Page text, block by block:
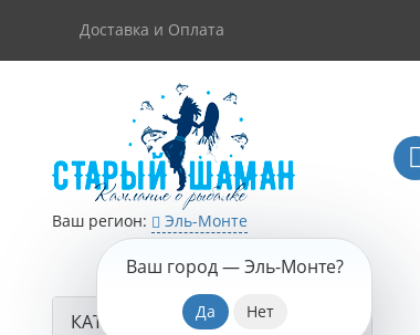
Доставка и Оплата
Ваш регион: Эль-Монте
Ваш город —Эль-Монте?
КАТАЛОГ ТОВАРОВ